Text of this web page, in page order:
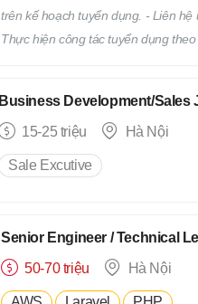
trên kế hoạch tuyển dụng. - Liên
Thực hiện công tác tuyển dụng
Business Development/Sales
15-25 triệu
Hà Nội
Sale Excutive
Senior Engineer / Technical
50-70 triệu
Hà Nội